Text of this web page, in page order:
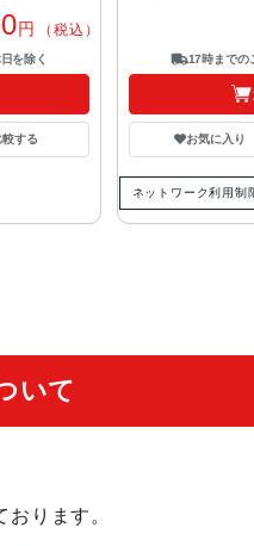
円 （税込）
を除く
較する
17時までの
お気に入り
ネットワーク利用
いて
おります。